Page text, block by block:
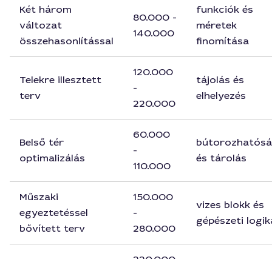
Két három
változat
összehasonlítással
80.000 -
140.000
funkciók és
méretek
finomítása
Telekre illesztett
terv
120.000
-
220.000
tájolás és
elhelyezés
Belső tér
optimalizálás
60.000
-
110.000
és tárolás
Műszaki
egyeztetéssel
bővített terv
150.000
-
280.000
vizes blokk és
gépészeti